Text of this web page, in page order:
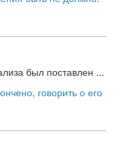
был поставлен ...
говорить о его